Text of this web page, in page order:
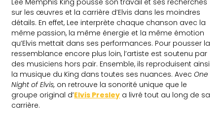
sur les œuvres et la carrière d’Elvis dans les moindres
détails. En effet, Lee interprète chaque chanson avec la
même passion, la même énergie et la même émotion
qu’Elvis mettait dans ses performances. Pour pousser la
ressemblance encore plus loin, l’artiste est soutenu par
des musiciens hors pair. Ensemble, ils reproduisent ainsi
la musique du King dans toutes ses nuances. AvecOne
Night of Elvis, on retrouve la sonorité unique que le
groupe original d’Elvis Presley a livré tout au long de sa
carrière.